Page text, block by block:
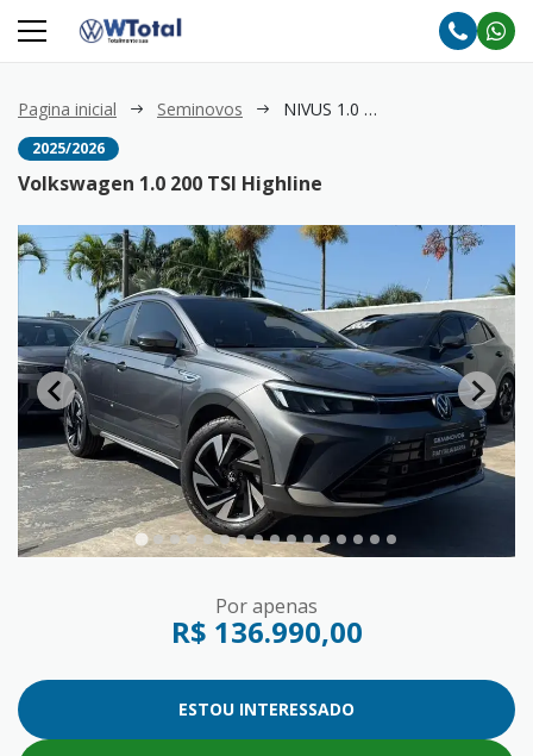
Pagina inicial Seminovos NIVUS 1.0 200 TSI Highline
2025/2026
Volkswagen 1.0 200 TSI Highline
Por apenas
R$ 136.990,00
ESTOU INTERESSADO